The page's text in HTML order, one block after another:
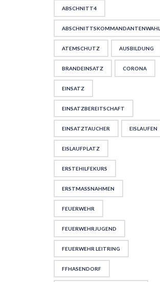
ABSCHNITT4
ABSCHNITTSKOMMANDANTENWAHL
ATEMSCHUTZ AUSBILDUNG
BRANDEINSATZ CORONA
EINSATZ
EINSATZBEREITSCHAFT
EINSATZTAUCHER EISLAUFEN
EISLAUFPLATZ
ERSTEHILFEKURS
ERSTMASSNAHMEN
FEUERWEHR
FEUERWEHRJUGEND
FEUERWEHR LEITRING
FFHASENDORF